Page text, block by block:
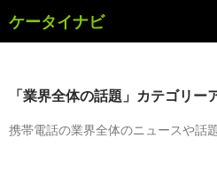
ケータイナビ
索
ン
へ
「業界全体の話題」カテゴリー
携帯電話の業界全体のニュースや話題